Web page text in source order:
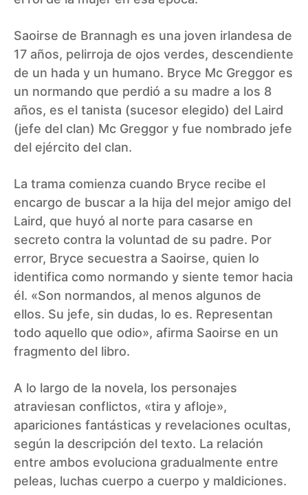
Saoirse de Brannagh es una joven irlandesa de
17 años, pelirroja de ojos verdes, descendiente
de un hada y un humano. Bryce Mc Greggor es
un normando que perdió a su madre a los 8
años, es el tanista (sucesor elegido) del Laird
(jefe del clan) Mc Greggor y fue nombrado jefe
del ejército del clan.
La trama comienza cuando Bryce recibe el
encargo de buscar a la hija del mejor amigo del
Laird, que huyó al norte para casarse en
secreto contra la voluntad de su padre. Por
error, Bryce secuestra a Saoirse, quien lo
identifica como normando y siente temor hacia
él. «Son normandos, al menos algunos de
ellos. Su jefe, sin dudas, lo es. Representan
todo aquello que odio», afirma Saoirse en un
fragmento del libro.
A lo largo de la novela, los personajes
atraviesan conflictos, «tira y afloje»,
apariciones fantásticas y revelaciones ocultas,
según la descripción del texto. La relación
entre ambos evoluciona gradualmente entre
peleas, luchas cuerpo a cuerpo y maldiciones.